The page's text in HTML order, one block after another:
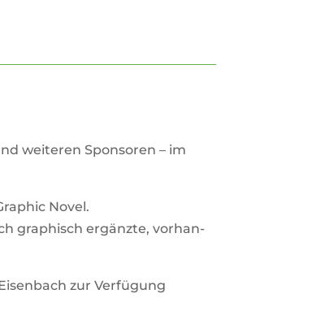
wei­teren Spon­soren – im
Novel.
gra­phisch ergänzte, vor­han­
zur Ver­fü­gung